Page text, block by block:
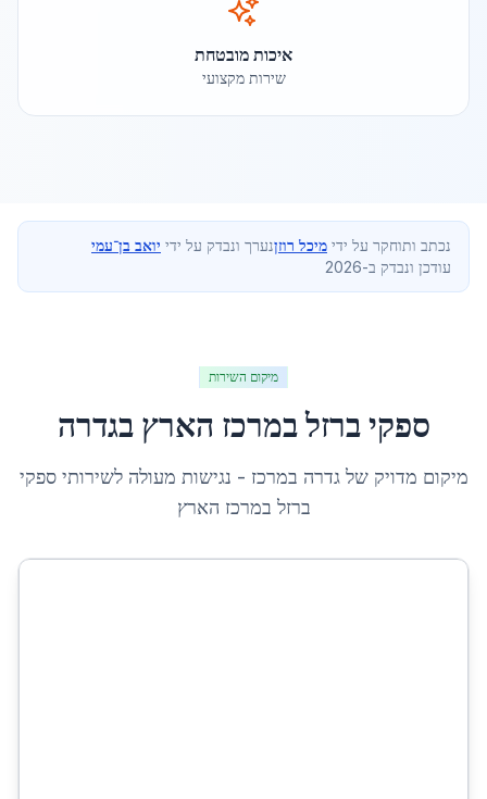
איכות מובטחת
שירות מקצועי
נכתב ותוחקר על ידי מיכל רוזןנערך ונבדק על ידי יואב בן־עמי
עודכן ונבדק ב-2026
מיקום השירות
ספקי ברזל במרכז הארץ בגדרה
מיקום מדויק שלגדרה במרכז - נגישות מעולה לשירותיספקי
ברזל במרכז הארץ